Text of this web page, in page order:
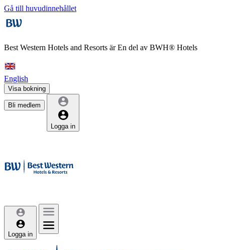
Gå till huvudinnehållet
Best Western Hotels and Resorts ärEn del av BWH® Hotels
English
Visa bokning
Bli medlem
Logga in
Logga in